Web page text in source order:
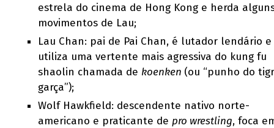
estrela do cinema de Hong Kong e herda
movimentos de Lau;
Lau Chan: pai de Pai Chan, é lutador lendário e
utiliza uma vertente mais agressiva do kung fu
shaolin chamada de koenken (ou “punho do
garça”);
Wolf Hawkfield: descendente nativo norte-
americano e praticante de pro wrestling, foca